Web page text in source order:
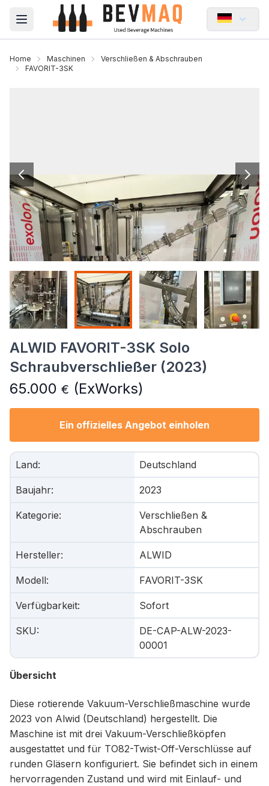
Open main menu
Home Maschinen
Verschließen & Abschrauben
FAVORIT-3SK
ALWID FAVORIT-3SK Solo
Schraubverschließer (2023)
65.000 € (ExWorks)
Ein offizielles Angebot einholen
Land: Deutschland
Baujahr: 2023
Kategorie:
Verschließen &
Abschrauben
Hersteller: ALWID
Modell: FAVORIT-3SK
Verfügbarkeit: Sofort
SKU:
DE-CAP-ALW-2023-
00001
Übersicht
Diese rotierende Vakuum-Verschließmaschine wurde
2023 von Alwid (Deutschland) hergestellt. Die
Maschine ist mit drei Vakuum-Verschließköpfen
ausgestattet und für TO82-Twist-Off-Verschlüsse auf
runden Gläsern konfiguriert. Sie befindet sich in einem
hervorragenden Zustand und wird mit Einlauf- und